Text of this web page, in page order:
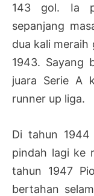
143 gol. Ia
sepanjang
dua kali
1943. Sayang
juara Serie A
runner up liga.
Di tahun
pindah lagi ke
tahun 1947
bertahan